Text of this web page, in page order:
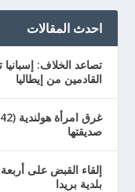
احدث المقالات
تصاعد الخلاف:
القادمين من إيطاليا
صديقتها
إلقاء القبض على
بلدية بريدا